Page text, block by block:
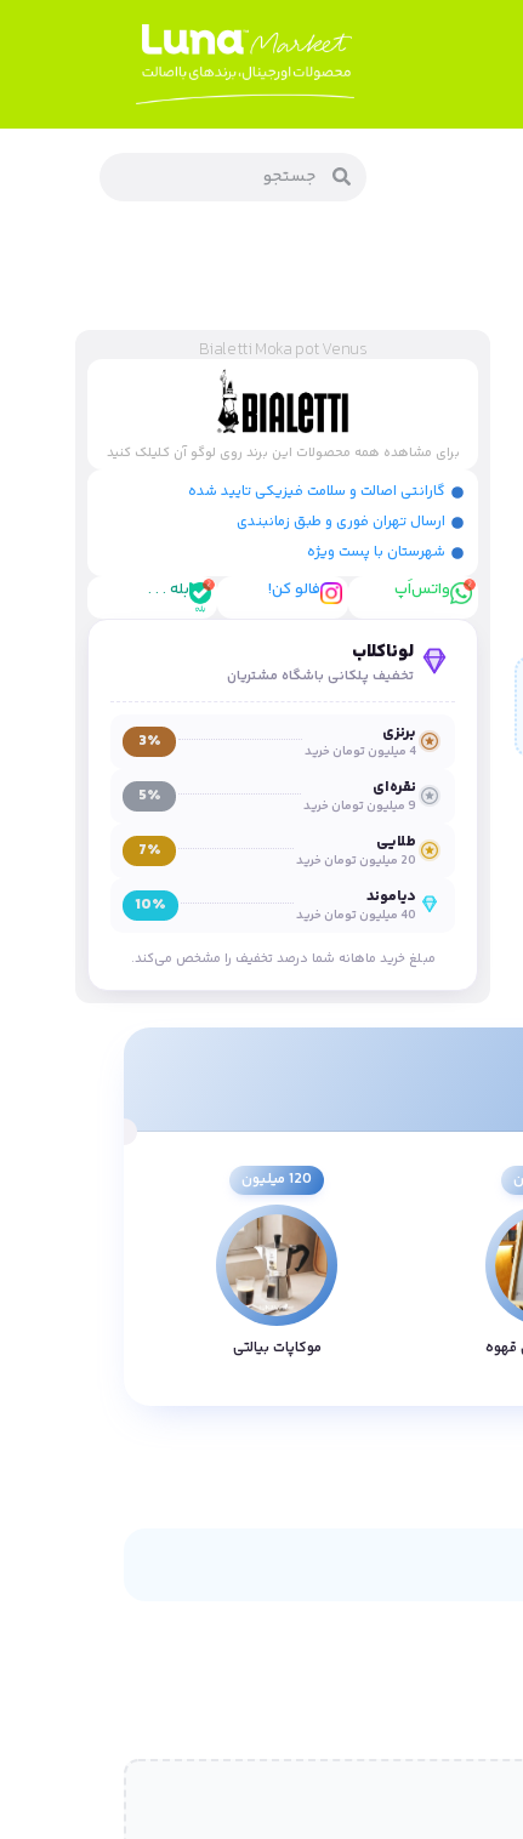
Bialetti Moka pot Venus
برای مشاهده همه محصولات این برند روی لوگو آن کلیلک کنید
گارانتی اصالت و سلامت فیزیکی تایید شده
ارسال تهران فوری و طبق زمانبندی
شهرستان با پست ویژه
واتس‌اَپ فالو کن! بله . . .
لوناکلاب
تخفیف پلکانی باشگاه مشتریان
برنزی
4 میلیون تومان خرید
3٪
نقره‌ای
9 میلیون تومان خرید
5٪
طلایی
20 میلیون تومان خرید
7٪
دیاموند
40 میلیون تومان خرید 10٪
مبلغ خرید ماهانه شما درصد تخفیف را مشخص می‌کند.
قهوه
120 میلیون
موکاپات بیالتی